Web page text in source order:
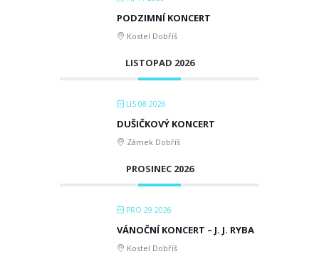
PODZIMNÍ KONCERT
Kostel Dobříš
LISTOPAD 2026
LIS 08 2026
DUŠIČKOVÝ KONCERT
Zámek Dobříš
PROSINEC 2026
PRO 29 2026
VÁNOČNÍ KONCERT – J. J. RYBA
Kostel Dobříš